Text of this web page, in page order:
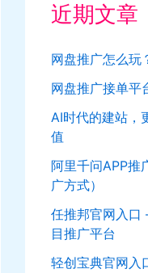
近期文章
网盘推广怎么玩
网盘推广接单平
AI时代的建站，
值
阿里千问APP推
广方式）
任推邦官网入口
目推广平台
轻创宝典官网入